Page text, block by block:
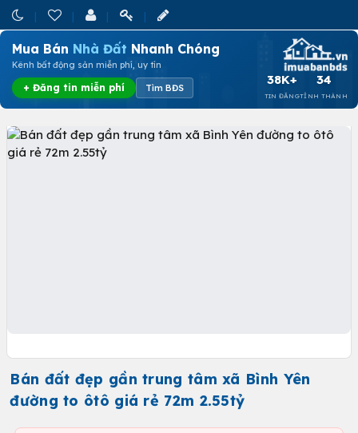
Mua Bán Nhà Đất Nhanh Chóng
Kênh bất động sản miễn phí, uy tín
+ Đăng tin miễn phí Tìm BĐS
38K+
TIN ĐĂNG
34
TỈNH THÀNH
Bán đất đẹp gần trung tâm xã Bình Yên
đường to ôtô giá rẻ 72m 2.55tỷ